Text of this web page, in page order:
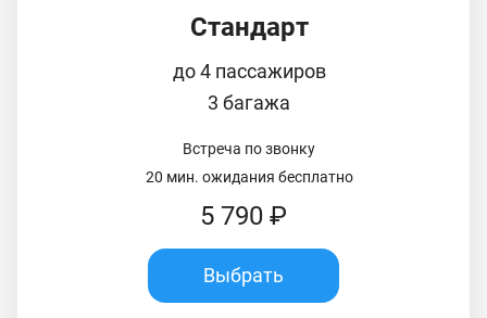
Стандарт
до 4 пассажиров
3 багажа
Встреча по звонку
20 мин. ожидания бесплатно
5 790 ₽
Выбрать